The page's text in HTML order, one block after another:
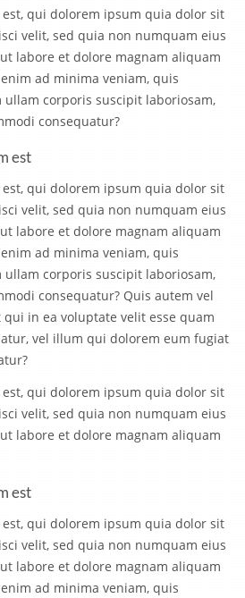
qui dolorem ipsum quia dolor sit
velit, sed quia non numquam eius
labore et dolore magnam aliquam
ad minima veniam, quis
corporis suscipit laboriosam,
consequatur?
est
qui dolorem ipsum quia dolor sit
velit, sed quia non numquam eius
labore et dolore magnam aliquam
ad minima veniam, quis
corporis suscipit laboriosam,
consequatur? Quis autem vel
in ea voluptate velit esse quam
vel illum qui dolorem eum fugiat
qui dolorem ipsum quia dolor sit
velit, sed quia non numquam eius
labore et dolore magnam aliquam
est
qui dolorem ipsum quia dolor sit
velit, sed quia non numquam eius
labore et dolore magnam aliquam
ad minima veniam, quis